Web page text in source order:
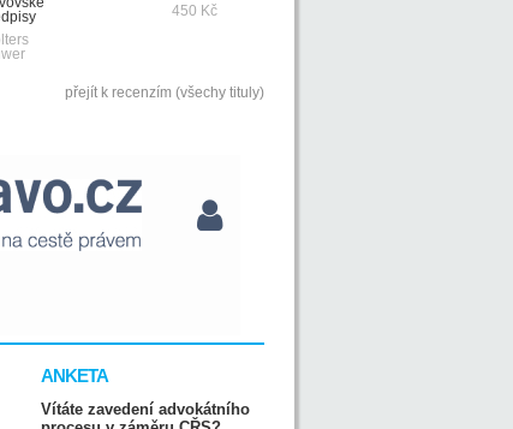
450 Kč
přejít k recenzím (všechy tituly)
ANKETA
Vítáte zavedení advokátního